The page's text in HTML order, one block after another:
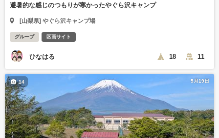
避暑的な感じのつもりが寒かったやぐら沢キャンプ
[山梨県] やぐら沢キャンプ場
グループ 区画サイト
ひなはる 18 11
5月19日
14